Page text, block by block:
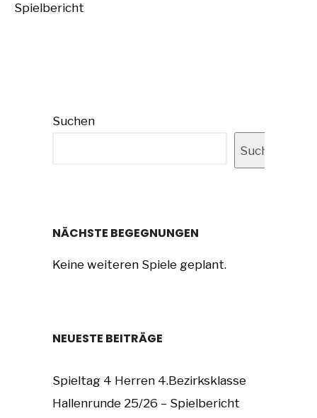
Spielbericht
Suchen
Suchen
NÄCHSTE BEGEGNUNGEN
Keine weiteren Spiele geplant.
NEUESTE BEITRÄGE
Spieltag 4 Herren 4.Bezirksklasse
Hallenrunde 25/26 – Spielbericht